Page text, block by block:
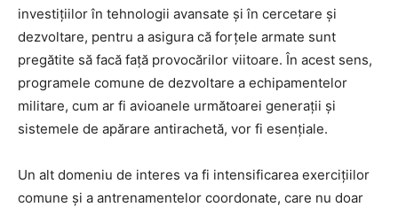
investițiilor în tehnologii avansate și în cercetare și
dezvoltare, pentru a asigura că forțele armate sunt
pregătite să facă față provocărilor viitoare. În acest sens,
programele comune de dezvoltare a echipamentelor
militare, cum ar fi avioanele următoarei generații și
sistemele de apărare antirachetă, vor fi esențiale.
Un alt domeniu de interes va fi intensificarea exercițiilor
comune și a antrenamentelor coordonate, care nu doar